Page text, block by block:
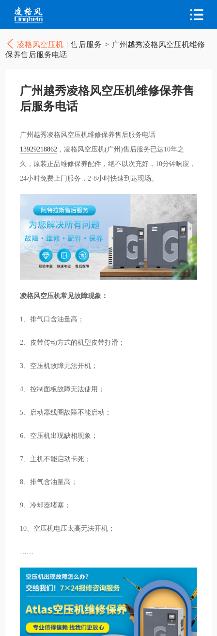
凌格风空压机 | 售后服务 > 广州越秀凌格风空压机维修
保养售后服务电话
广州越秀凌格风空压机维修保养售
后服务电话
广州越秀凌格风空压机维修保养售后服务电话
13929218862 ，凌格风空压机(广州)售后服务已达10年之
久，原装正品维修保养配件，绝不以次充好，10分钟响应，
24小时免费上门服务，2-8小时快速到达现场。
凌格风空压机常见故障现象：
1、排气口含油量高；
2、皮带传动方式的机型皮带打滑；
3、空压机故障无法开机；
4、控制面板故障无法使用；
5、启动器线圈故障不能启动；
6、空压机出现缺相现象；
7、主机不能启动卡死；
8、排气含油量高；
9、冷却器堵塞；
10、空压机电压太高无法开机；